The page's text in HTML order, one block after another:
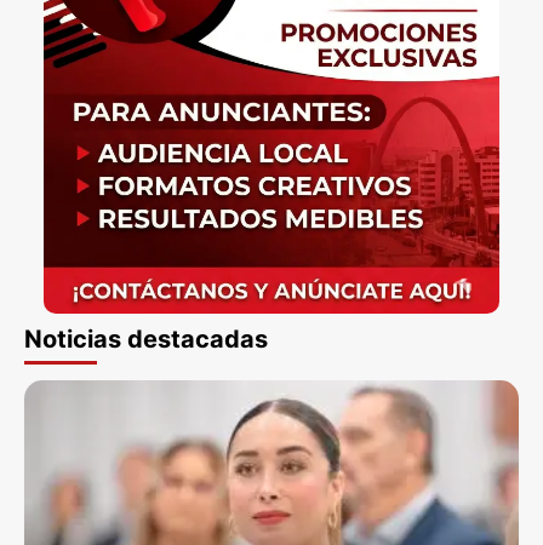
Noticias destacadas